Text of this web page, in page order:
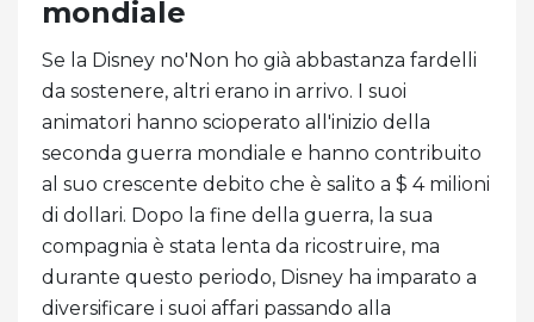
mondiale
Se la Disney no'Non ho già abbastanza fardelli
da sostenere, altri erano in arrivo. I suoi
animatori hanno scioperato all'inizio della
seconda guerra mondiale e hanno contribuito
al suo crescente debito che è salito a $ 4 milioni
di dollari. Dopo la fine della guerra, la sua
compagnia è stata lenta da ricostruire, ma
durante questo periodo, Disney ha imparato a
diversificare i suoi affari passando alla